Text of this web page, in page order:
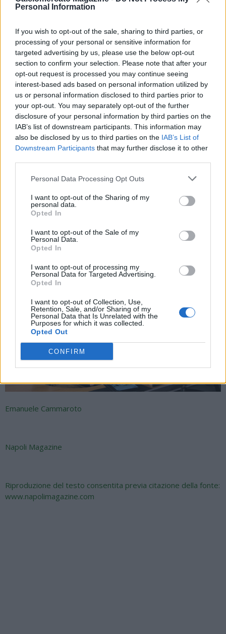
Personal Information
If you wish to opt-out of the sale, sharing to third parties, or
processing of your personal or sensitive information for
targeted advertising by us, please use the below opt-out
section to confirm your selection. Please note that after your
opt-out request is processed you may continue seeing
interest-based ads based on personal information utilized by
us or personal information disclosed to third parties prior to
your opt-out. You may separately opt-out of the further
disclosure of your personal information by third parties on the
IAB’s list of downstream participants. This information may
also be disclosed by us to third parties on the IAB’s List of
Downstream Participants that may further disclose it to other
Personal Data Processing Opt Outs
I want to opt-out of the Sharing of my
personal data.
Opted In
I want to opt-out of the Sale of my
Personal Data.
Opted In
I want to opt-out of processing my
Personal Data for Targeted Advertising.
Opted In
I want to opt-out of Collection, Use,
Retention, Sale, and/or Sharing of my
Personal Data that Is Unrelated with the
Purposes for which it was collected.
Opted Out
CONFIRM
immediato. Insigne vorrebbe restare sino a giugno e
questo stato di cose, il club azzurro spinge, invece, per un
addio anticipato a gennaio per due motivi: economico, per
dare modo ai partenopei di ricevere un indennizzo dal
Toronto sul cartellino, ed ambientale perché la permanenza di
Insigne per 5-6 mesi da ormai ex potrebbe creare malumori
nello spogliatoio. Spalletti vuole serenità e un ambiente
compatto per fare una seconda parte importante di stagione,
Adl e' d'accordo con lui. Si cercherà quindi una soluzione
indolore sul divorzio.
arriverebbe con molta probabilità a giugno e si stanno già
studiando alcuni profili in questa direzione, andando avanti
intanto con Lozano che passerà a sinistra e Ounas che avrà
più spazio.
Emanuele Cammaroto
Napoli Magazine
Riproduzione del testo consentita previa citazione della fonte:
www.napolimagazine.com